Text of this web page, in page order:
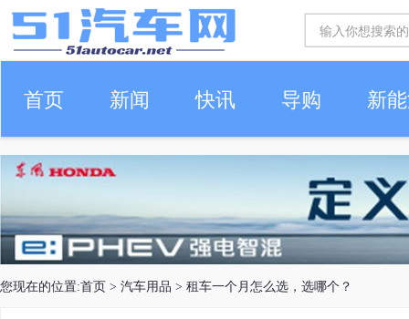
首页 新闻 快讯 导购 新
车生活
您现在的位置:首页 > 汽车用品 > 租车一个月怎么选，选哪个？